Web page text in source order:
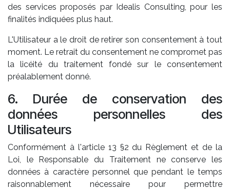
des services proposés par Idealis Consulting, pour les
finalités indiquées plus haut.
L'Utilisateur a le droit de retirer son consentement à tout
moment. Le retrait du consentement ne compromet pas
la licéité du traitement fondé sur le consentement
préalablement donné.
6. Durée de conservation des
données personnelles des
Utilisateurs
Conformément à l'article 13 §2 du Règlement et de la
Loi, le Responsable du Traitement ne conserve les
données à caractère personnel que pendant le temps
raisonnablement nécessaire pour permettre